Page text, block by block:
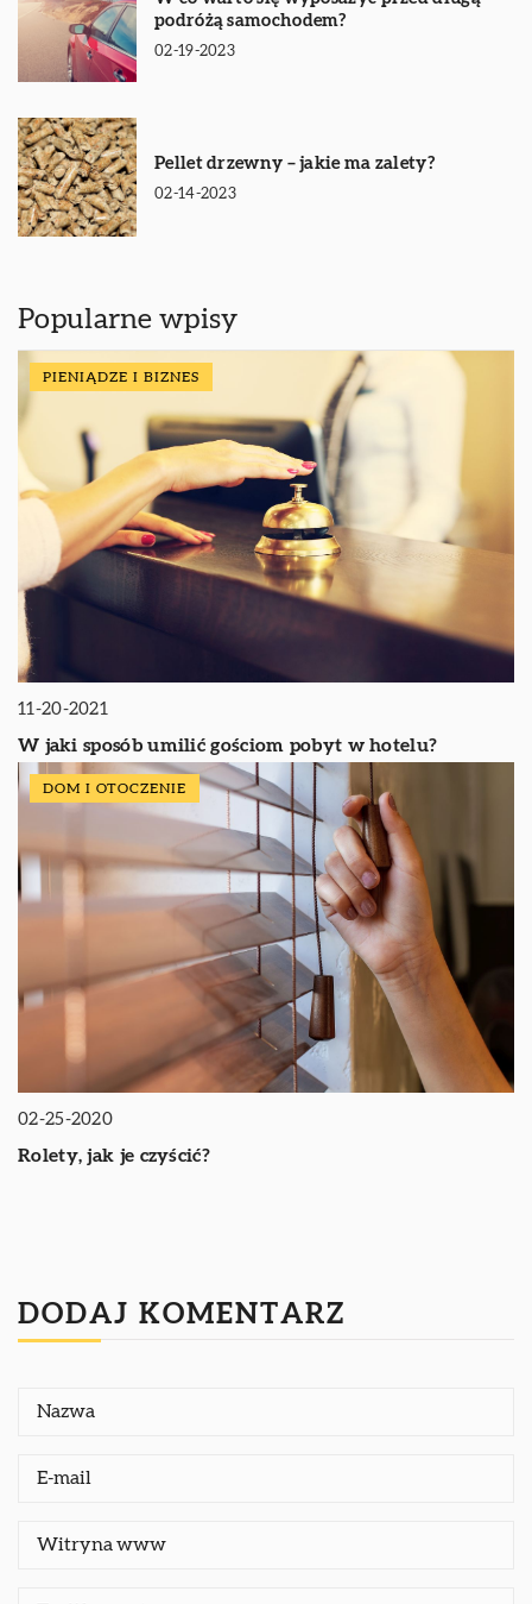
podróżą samochodem?
02-19-2023
Pellet drzewny – jakie ma zalety?
02-14-2023
Popularne wpisy
PIENIĄDZE I BIZNES
11-20-2021
W jaki sposób umilić gościom pobyt w hotelu?
DOM I OTOCZENIE
02-25-2020
Rolety, jak je czyścić?
DODAJ KOMENTARZ